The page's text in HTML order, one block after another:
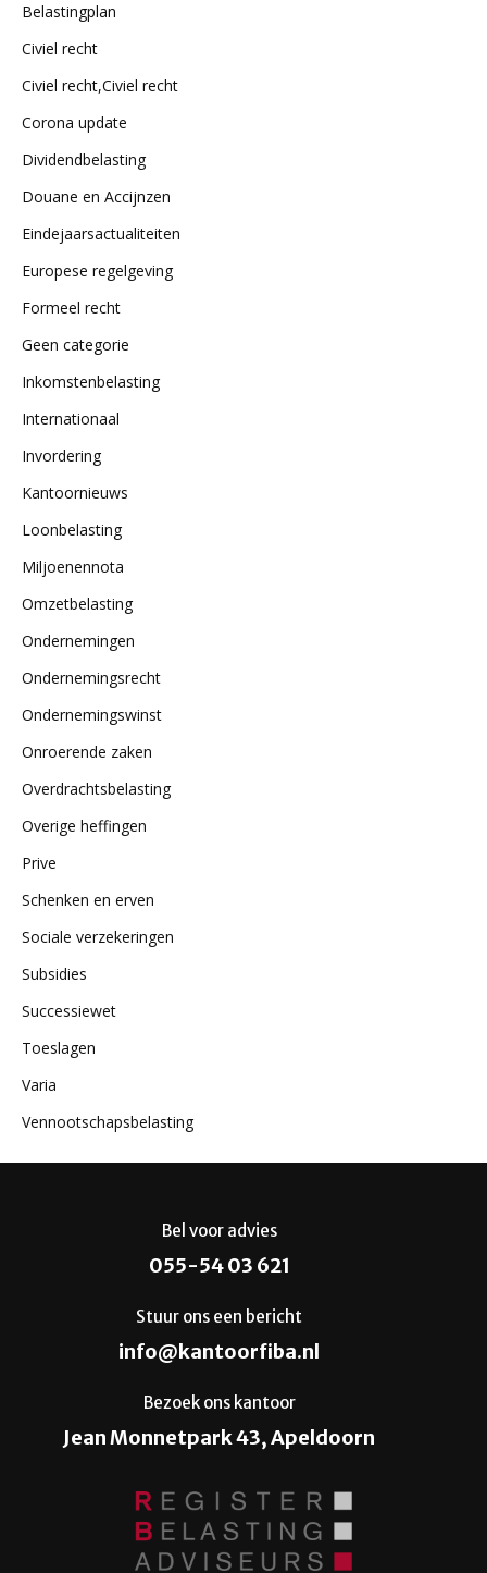
Belastingplan
Civiel recht
Civiel recht,Civiel recht
Corona update
Dividendbelasting
Douane en Accijnzen
Eindejaarsactualiteiten
Europese regelgeving
Formeel recht
Geen categorie
Inkomstenbelasting
Internationaal
Invordering
Kantoornieuws
Loonbelasting
Miljoenennota
Omzetbelasting
Ondernemingen
Ondernemingsrecht
Ondernemingswinst
Onroerende zaken
Overdrachtsbelasting
Overige heffingen
Prive
Schenken en erven
Sociale verzekeringen
Subsidies
Successiewet
Toeslagen
Varia
Vennootschapsbelasting
Bel voor advies
055-54 03 621
Stuur ons een bericht
info@kantoorfiba.nl
Bezoek ons kantoor
Jean Monnetpark 43, Apeldoorn